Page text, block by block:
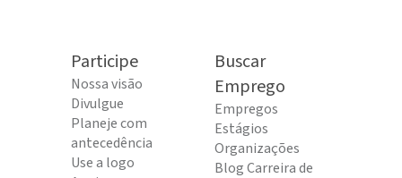
Participe
Nossa visão
Divulgue
Planeje com
antecedência
Use a logo
Buscar
Emprego
Empregos
Estágios
Organizações
Blog Carreira de